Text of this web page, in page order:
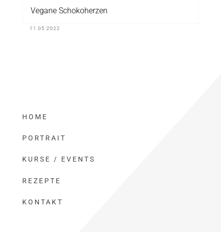
Vegane Schokoherzen
11.05.2022
HOME
PORTRAIT
KURSE / EVENTS
REZEPTE
KONTAKT